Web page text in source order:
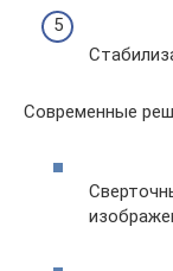
Современные